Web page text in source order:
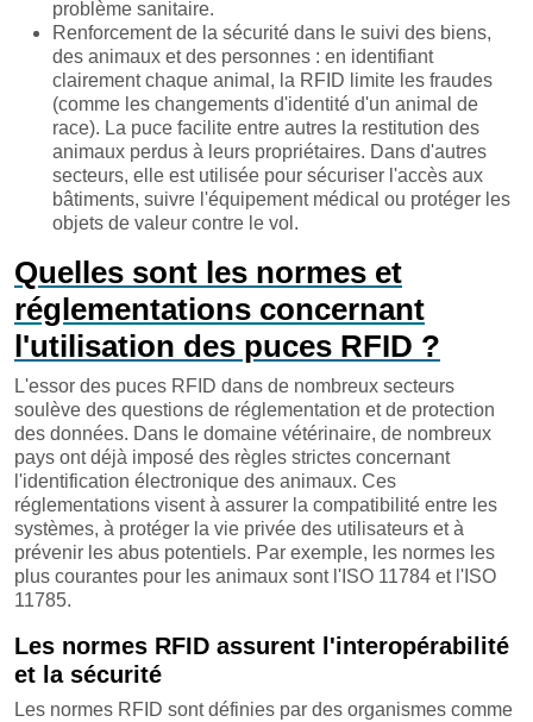
problème sanitaire.
Renforcement de la sécurité dans le suivi des biens,
des animaux et des personnes : en identifiant
clairement chaque animal, la RFID limite les fraudes
(comme les changements d'identité d'un animal de
race). La puce facilite entre autres la restitution des
animaux perdus à leurs propriétaires. Dans d'autres
secteurs, elle est utilisée pour sécuriser l'accès aux
bâtiments, suivre l'équipement médical ou protéger les
objets de valeur contre le vol.
Quelles sont les normes et
réglementations concernant
l'utilisation des puces RFID ?
L'essor des puces RFID dans de nombreux secteurs
soulève des questions de réglementation et de protection
des données. Dans le domaine vétérinaire, de nombreux
pays ont déjà imposé des règles strictes concernant
l'identification électronique des animaux. Ces
réglementations visent à assurer la compatibilité entre les
systèmes, à protéger la vie privée des utilisateurs et à
prévenir les abus potentiels. Par exemple, les normes les
plus courantes pour les animaux sont l'ISO 11784 et l'ISO
11785.
Les normes RFID assurent l'interopérabilité
et la sécurité
Les normes RFID sont définies par des organismes comme